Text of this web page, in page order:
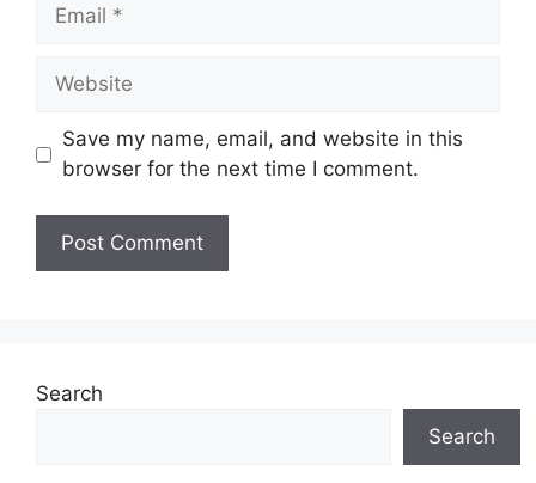
Website
Save my name, email, and website in this
browser for the next time I comment.
Search
Search